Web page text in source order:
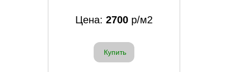
Цена: 2700 р/м2
Купить